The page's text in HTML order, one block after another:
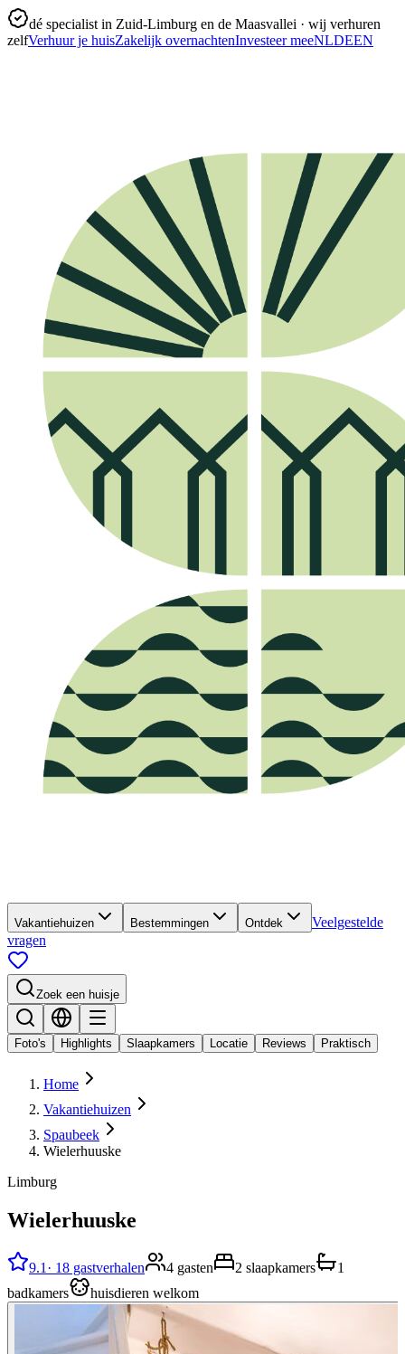
dé specialist in Zuid-Limburg en de Maasvallei · wij verhuren
zelfVerhuur je huisZakelijk overnachtenInvesteer meeNLDEEN
Vakantiehuizen Bestemmingen Ontdek
Veelgestelde
vragen
Zoek een huisje
Foto's Highlights Slaapkamers Locatie Reviews Praktisch
Home
Vakantiehuizen
Spaubeek
Wielerhuuske
Limburg
Wielerhuuske
9.1 · 18 gastverhalen 4 gasten 2 slaapkamers
1
badkamers
huisdieren welkom